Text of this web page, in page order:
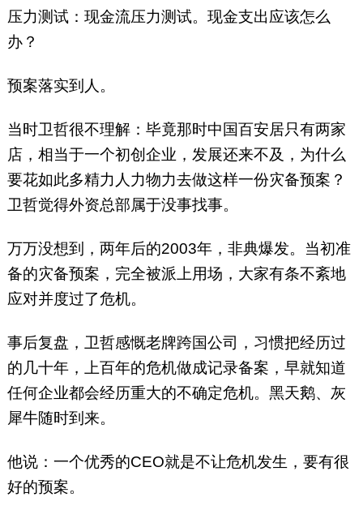
压力测试：现金流压力测试。现金支出应该怎么
办？
预案落实到人。
当时卫哲很不理解：毕竟那时中国百安居只有两家
店，相当于一个初创企业，发展还来不及，为什么
要花如此多精力人力物力去做这样一份灾备预案？
卫哲觉得外资总部属于没事找事。
万万没想到，两年后的2003年，非典爆发。当初准
备的灾备预案，完全被派上用场，大家有条不紊地
应对并度过了危机。
事后复盘，卫哲感慨老牌跨国公司，习惯把经历过
的几十年，上百年的危机做成记录备案，早就知道
任何企业都会经历重大的不确定危机。黑天鹅、灰
犀牛随时到来。
他说：一个优秀的CEO就是不让危机发生，要有很
好的预案。